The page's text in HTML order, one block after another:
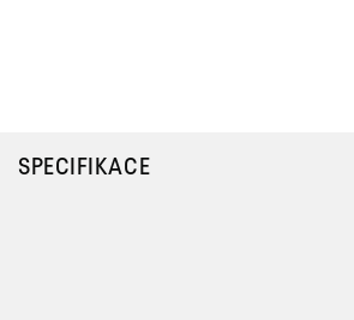
SPECIFIKACE